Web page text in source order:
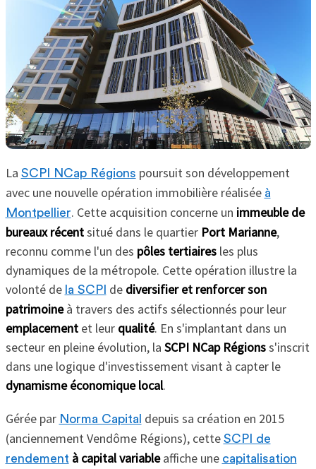
La SCPI NCap Régions poursuit son développement
avec une nouvelle opération immobilière réalisée à
Montpellier. Cette acquisition concerne un immeuble de
bureaux récentsitué dans le quartier Port Marianne,
reconnu comme l'un des pôles tertiairesles plus
dynamiques de la métropole. Cette opération illustre la
volonté de la SCPI de diversifier et renforcer son
patrimoineà travers des actifs sélectionnés pour leur
emplacementet leur qualité. En s'implantant dans un
secteur en pleine évolution, la SCPI NCap Régionss'inscrit
dans une logique d'investissement visant à capter le
dynamisme économique local.
Gérée par Norma Capital depuis sa création en 2015
(anciennement Vendôme Régions), cette SCPI de
rendement à capital variableaffiche une capitalisation